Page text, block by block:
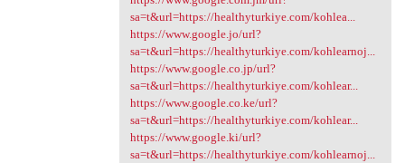
sa=t&url=https://healthyturkiye.com/kohlea...
https://www.google.jo/url?
sa=t&url=https://healthyturkiye.com/kohlearnoj...
https://www.google.co.jp/url?
sa=t&url=https://healthyturkiye.com/kohlear...
https://www.google.co.ke/url?
sa=t&url=https://healthyturkiye.com/kohlear...
https://www.google.ki/url?
sa=t&url=https://healthyturkiye.com/kohlearnoj...